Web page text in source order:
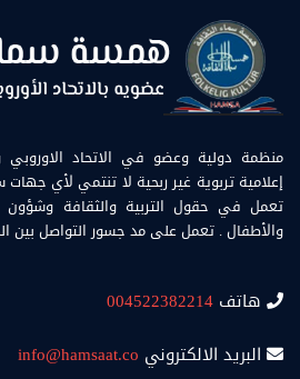
منظمة دولية وعضو في الاتحاد الاوروبي
إعلامية تربوية غير ربحية لا تنتمي لأي
تعمل في حقول التربية والثقافة وشؤون
والأطفال . تعمل على مد جسور التواصل بين
هاتف 004522382214
البريد الالكتروني info@hamsaat.co